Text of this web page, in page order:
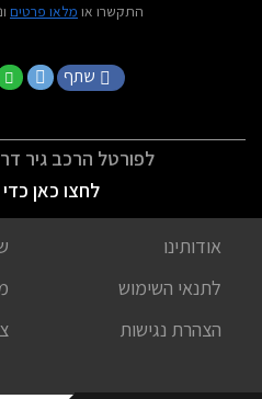
התקשרו או מלאו פרטים
שתף
לפורטל הרכב גיר
לחצו כאן
אודותינו
לתנאי השימוש
הצהרת נגישות